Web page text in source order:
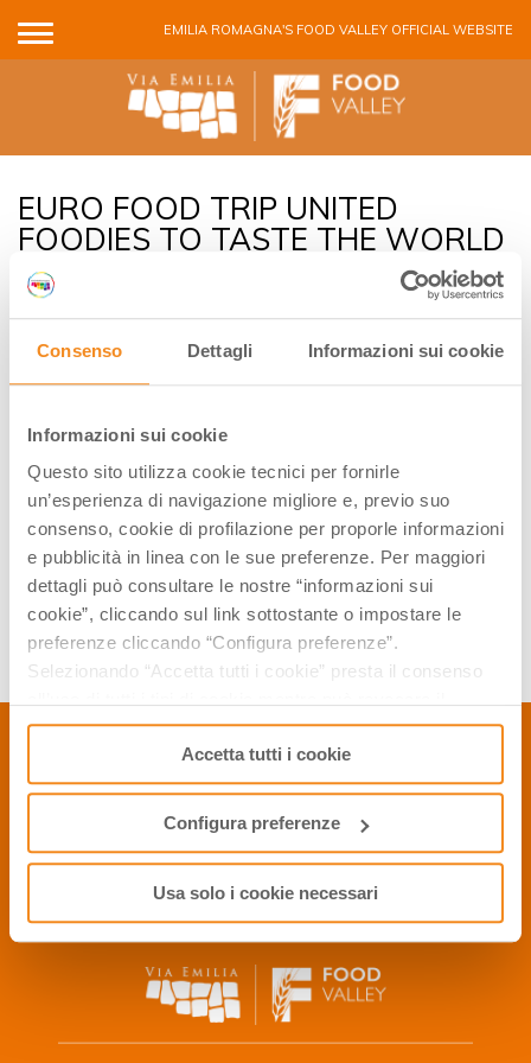
Consenso Dettagli Informazioni sui cookie
Informazioni sui cookie
Questo sito utilizza cookie tecnici per fornirle
un’esperienza di navigazione migliore e, previo suo
consenso, cookie di profilazione per proporle informazioni
e pubblicità in linea con le sue preferenze. Per maggiori
dettagli può consultare le nostre “informazioni sui
cookie”, cliccando sul link sottostante o impostare le
preferenze cliccando “Configura preferenze”.
Selezionando “Accetta tutti i cookie” presta il consenso
consenso cliccando su “Usa solo i cookie necessari” e
saranno attivati i soli cookie tecnici necessari al corretto
funzionamento del sito.
Accetta tutti i cookie
Configura preferenze
Usa solo i cookie necessari
EMILIA ROMAGNA'S FOOD VALLEY OFFICIAL WEBSITE
EURO FOOD TRIP UNITED
FOODIES TO TASTE THE WORLD
#INCOSTABRAVA
#INEMILIAROMAGNA
CONTACTS
Privacy Policy
Cookie Policy
2006, 2016 © APT Servizi S.r.l. - All rights reserved